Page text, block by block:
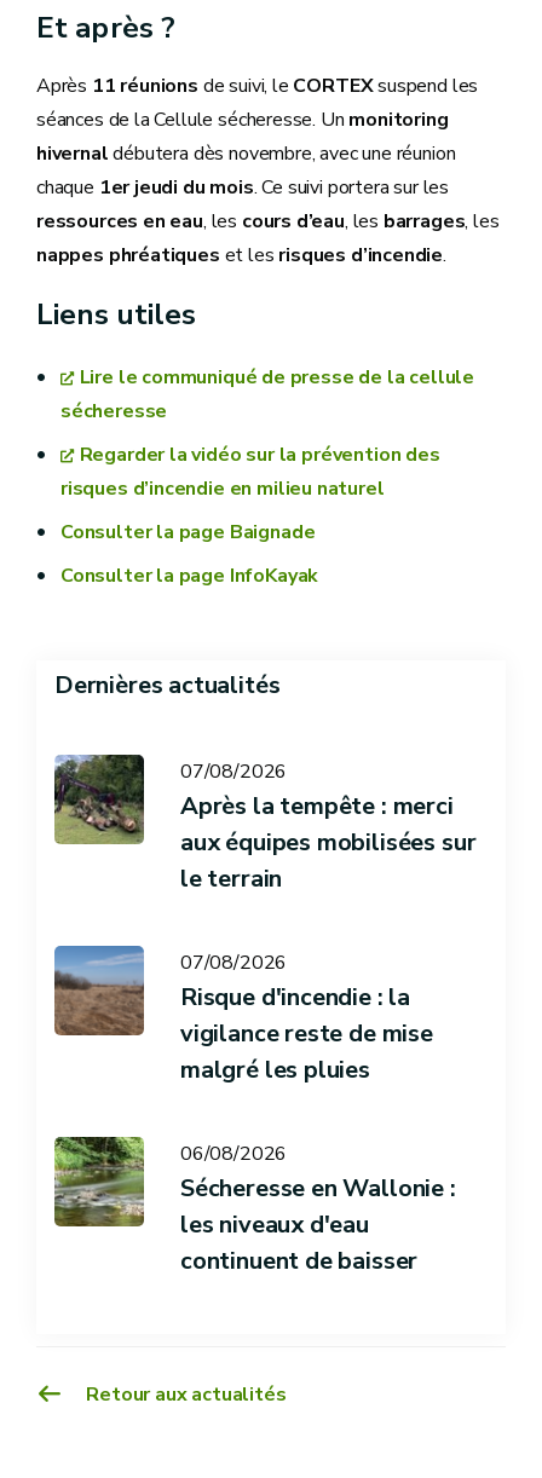
Et après ?
Après 11 réunions de suivi, le CORTEXsuspend les
séances de la Cellule sécheresse. Un monitoring
hivernaldébutera dès novembre, avec une réunion
chaque 1er jeudi du mois. Ce suivi portera sur les
ressources en eau, les cours d’eau, les barrages, les
nappes phréatiques et les risques d’incendie.
Liens utiles
Lire le communiqué de presse de la cellule
sécheresse
Regarder la vidéo sur la prévention des
risques d’incendie en milieu naturel
Consulter la page Baignade
Consulter la page InfoKayak
Retour aux actualités
Dernières actualités
07/08/2026
Après la tempête : merci
aux équipes mobilisées sur
le terrain
07/08/2026
Risque d'incendie : la
vigilance reste de mise
malgré les pluies
06/08/2026
Sécheresse en Wallonie :
les niveaux d'eau
continuent de baisser